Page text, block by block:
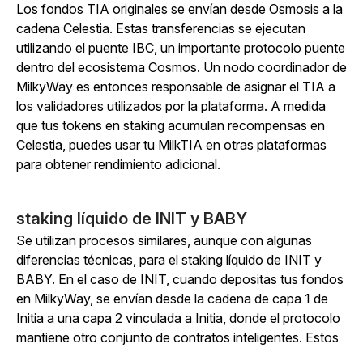
Los fondos TIA originales se envían desde Osmosis a la
cadena Celestia. Estas transferencias se ejecutan
utilizando el puente IBC, un importante protocolo puente
dentro del ecosistema Cosmos. Un nodo coordinador de
MilkyWay es entonces responsable de asignar el TIA a
los validadores utilizados por la plataforma. A medida
que tus tokens en staking acumulan recompensas en
Celestia, puedes usar tu MilkTIA en otras plataformas
para obtener rendimiento adicional.
staking líquido de INIT y BABY
Se utilizan procesos similares, aunque con algunas
diferencias técnicas, para el staking líquido de INIT y
BABY. En el caso de INIT, cuando depositas tus fondos
en MilkyWay, se envían desde la cadena de capa 1 de
Initia a una capa 2 vinculada a Initia, donde el protocolo
mantiene otro conjunto de contratos inteligentes. Estos